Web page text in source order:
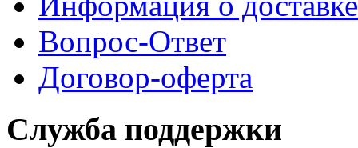
Вопрос-Ответ
Договор-оферта
Служба поддержки